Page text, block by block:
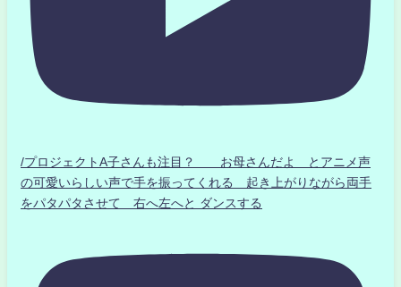
/プロジェクトA子さんも注目？ お母さんだよ とアニメ声
の可愛いらしい声で手を振ってくれる 起き上がりながら両手
をパタパタさせて 右へ左へと ダンスする